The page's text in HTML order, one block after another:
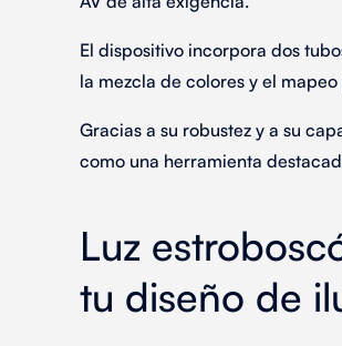
El dispositivo incorpora dos
la mezcla de colores y el
Gracias a su robustez y a su
como una herramienta
Luz
tu diseño de